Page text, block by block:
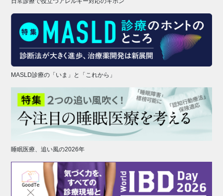
MASLD診療の「いま」と「これから」
睡眠医療、追い風の2026年